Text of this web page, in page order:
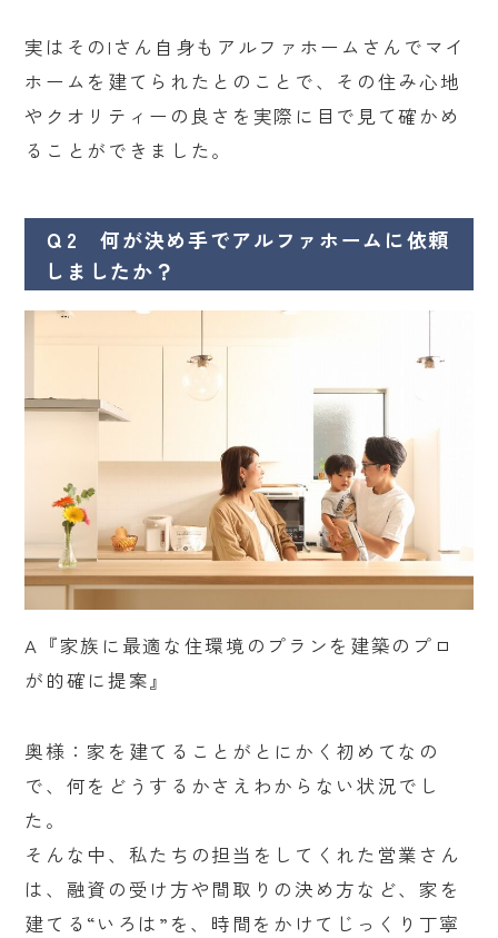
実はそのIさん自身もアルファホームさんでマイ
ホームを建てられたとのことで、その住み心地
やクオリティーの良さを実際に目で見て確かめ
ることができました。
Ｑ2 何が決め手でアルファホームに依頼
しましたか？
A『家族に最適な住環境のプランを建築のプロ
が的確に提案』
奥様：家を建てることがとにかく初めてなの
で、何をどうするかさえわからない状況でし
た。
そんな中、私たちの担当をしてくれた営業さん
は、融資の受け方や間取りの決め方など、家を
建てる“いろは”を、時間をかけてじっくり丁寧